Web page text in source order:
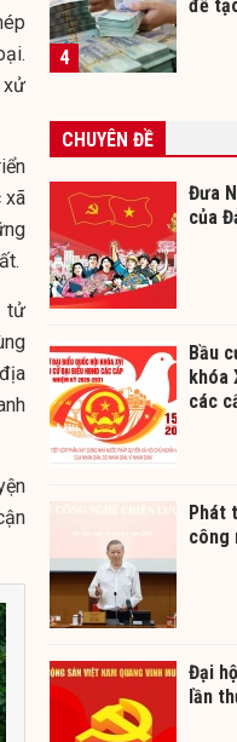
xử
xã
tử
4
để
CHUYÊN ĐỀ
Đưa
của
Bầu
khóa
các
Phát
công
Đại
lần